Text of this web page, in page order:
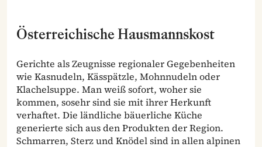
Österreichische Hausmannskost
Gerichte als Zeugnisse regionaler Gegebenheiten
wie Kasnudeln, Kässpätzle, Mohnnudeln oder
Klachelsuppe. Man weiß sofort, woher sie
kommen, sosehr sind sie mit ihrer Herkunft
verhaftet. Die ländliche bäuerliche Küche
generierte sich aus den Produkten der Region.
Schmarren, Sterz und Knödel sind in allen alpinen